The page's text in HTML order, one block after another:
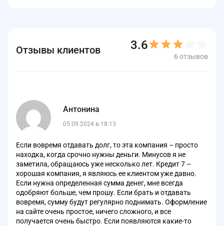
разобраться в деталях.
Электронная почта. Вы также можете отправить
Его нужно заполнить и отправить обратно.
Отзывы клиентов 3.6
6 отзывов
Антонина
05.09.2024 в 18:13
Если вовремя отдавать долг, то эта компания – просто
находка, когда срочно нужны деньги. Минусов я не
заметила, обращаюсь уже несколько лет. Кредит 7 –
хорошая компания, я являюсь ее клиентом уже давно.
Если нужна определенная сумма денег, мне всегда
одобряют больше, чем прошу. Если брать и отдавать
вовремя, сумму будут регулярно поднимать. Оформление
на сайте очень простое, ничего сложного, и все
получается очень быстро. Если появляются какие-то